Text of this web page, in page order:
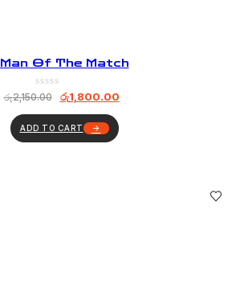
Man Of The Match
රු2,150.00 රු1,800.00
ADD TO CART